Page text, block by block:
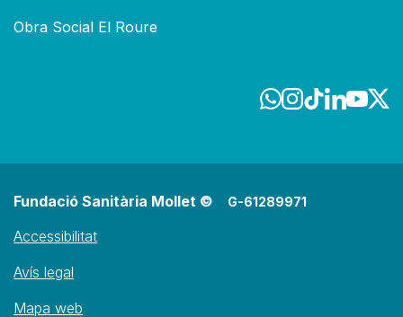
Obra Social El Roure
Fundació Sanitària Mollet © G-61289971
Accessibilitat
Avís legal
Mapa web